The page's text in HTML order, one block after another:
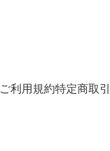
ご利用規約特定商取